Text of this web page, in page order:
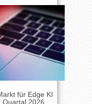
für Edge KI
Quartal 2026